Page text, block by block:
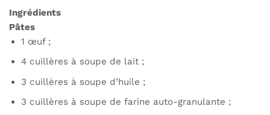
Ingrédients
Pâtes
1 œuf ;
4 cuillères à soupe de lait ;
3 cuillères à soupe d’huile ;
3 cuillères à soupe de farine auto-granulante ;